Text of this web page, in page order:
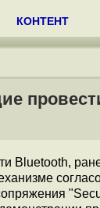
КОНТЕНТ
Bluetooth,